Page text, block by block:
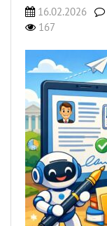
16.02.2026
167